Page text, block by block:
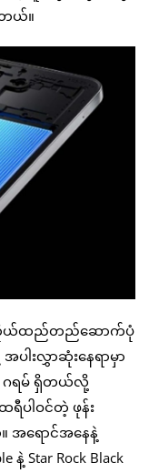
တယ်။
ကိုယ်ထည်တည်ဆောက်ပုံ
ပါးလွှာဆုံးနေရာမှာ
ဂရမ် ရှိတယ်လို့
ရီပါဝင်တဲ့ ဖုန်း
အရောင်အနေနဲ့
နဲ့ Star Rock Black